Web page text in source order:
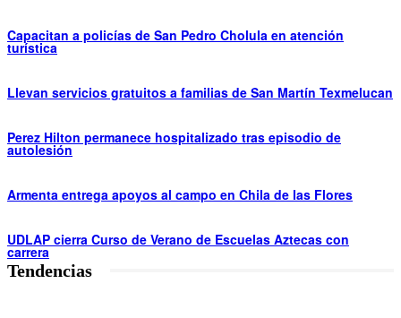
Capacitan a policías de San Pedro Cholula en atención
turística
Llevan servicios gratuitos a familias de San Martín Texmelucan
Perez Hilton permanece hospitalizado tras episodio de
autolesión
Armenta entrega apoyos al campo en Chila de las Flores
UDLAP cierra Curso de Verano de Escuelas Aztecas con
carrera
Tendencias